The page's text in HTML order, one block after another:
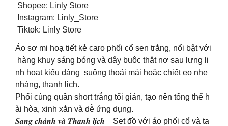
️ Shopee: Linly Store
️ Instagram: Linly_Store
️ Tiktok: Linly Store
Áo sơ mi hoạ tiết kẻ caro phối cổ sen trắng, nổi bật với
hàng khuy sáng bóng và dây buộc thắt nơ sau lưng li
nh hoạt kiểu dáng suông thoải mái hoặc chiết eo nhẹ
nhàng, thanh lịch.
Phối cùng quần short trắng tối giản, tạo nên tổng thể h
ài hòa, xinh xắn và dễ ứng dụng.
𝑺𝒂𝒏𝒈 𝒄𝒉𝒂̉𝒏𝒉 𝒗𝒂̀ 𝑻𝒉𝒂𝒏𝒉 𝒍𝒊̣𝒄𝒉 Set đồ với áo phối cổ và ta